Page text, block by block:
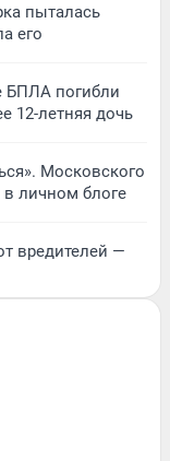
пыталась
его
БПЛА погибли
12-летняя дочь
Московского
в личном блоге
вредителей —